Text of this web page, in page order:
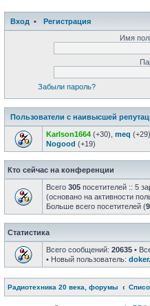
Вход •
Регистрация
Имя
Забыли пароль?
Пользователи с наивысшей
Karlson1664 (+30), meq (+29),
Nogood (+19)
Кто сейчас на конференции
Всего 305 посетителей :: 5
(основано на активности
Больше всего посетителей (
Статистика
Всего сообщений: 20635 •
• Новый пользователь:
Радиотехника 20 века, форумы